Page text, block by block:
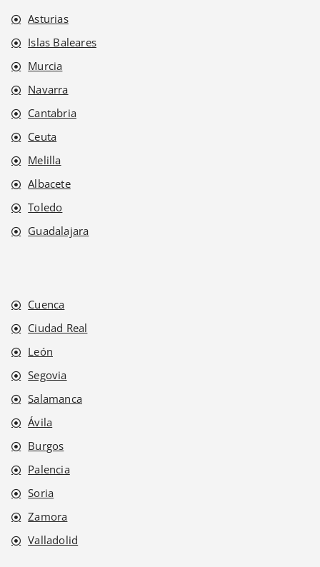
Asturias
Islas Baleares
Murcia
Navarra
Cantabria
Ceuta
Melilla
Albacete
Toledo
Guadalajara
Cuenca
Ciudad Real
León
Segovia
Salamanca
Ávila
Burgos
Palencia
Soria
Zamora
Valladolid